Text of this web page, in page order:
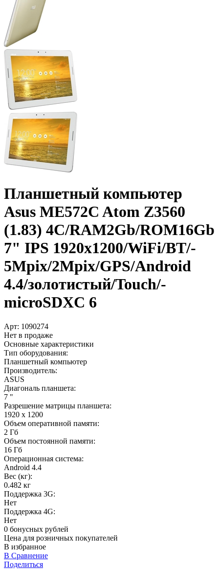
Планшетный компьютер
Asus ME572C Atom Z3560
(1.83) 4C/­RAM2Gb/­ROM16Gb
7" IPS 1920x1200/­WiFi/­BT/­
5Mpix/­2Mpix/­GPS/­Android
4.4/­золотистый/­Touch/­
microSDXC 6
Арт: 1090274
Нет в продаже
Основные характеристики
Тип оборудования:
Планшетный компьютер
Производитель:
ASUS
Диагональ планшета:
7 "
Разрешение матрицы планшета:
1920 x 1200
Объем оперативной памяти:
2 Гб
Объем постоянной памяти:
16 Гб
Операционная система:
Android 4.4
Вес (кг):
0.482 кг
Поддержка 3G:
Нет
Поддержка 4G:
Нет
0 бонусных рублей
Цена для розничных покупателей
В избранное
В Сравнение
Поделиться